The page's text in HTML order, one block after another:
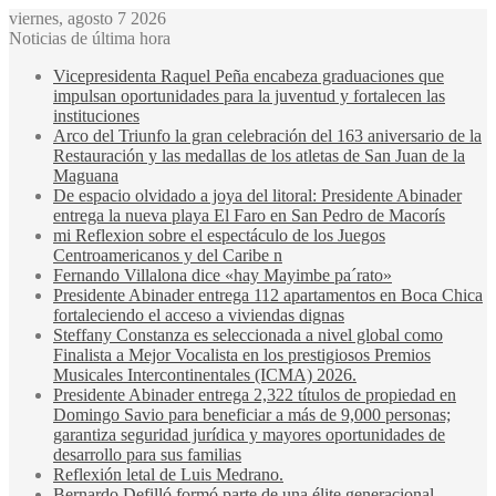
viernes, agosto 7 2026
Noticias de última hora
Vicepresidenta Raquel Peña encabeza graduaciones que
impulsan oportunidades para la juventud y fortalecen las
instituciones
Arco del Triunfo la gran celebración del 163 aniversario de la
Restauración y las medallas de los atletas de San Juan de la
Maguana
De espacio olvidado a joya del litoral: Presidente Abinader
entrega la nueva playa El Faro en San Pedro de Macorís
mi Reflexion sobre el espectáculo de los Juegos
Centroamericanos y del Caribe n
Fernando Villalona dice «hay Mayimbe pa´rato»
Presidente Abinader entrega 112 apartamentos en Boca Chica
fortaleciendo el acceso a viviendas dignas
Steffany Constanza es seleccionada a nivel global como
Finalista a Mejor Vocalista en los prestigiosos Premios
Musicales Intercontinentales (ICMA) 2026.
Presidente Abinader entrega 2,322 títulos de propiedad en
Domingo Savio para beneficiar a más de 9,000 personas;
garantiza seguridad jurídica y mayores oportunidades de
desarrollo para sus familias
Reflexión letal de Luis Medrano.